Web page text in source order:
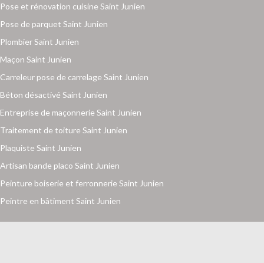
Pose et rénovation cuisine Saint Junien
Pose de parquet Saint Junien
Plombier Saint Junien
Maçon Saint Junien
Carreleur pose de carrelage Saint Junien
Béton désactivé Saint Junien
Entreprise de maçonnerie Saint Junien
Traitement de toiture Saint Junien
Plaquiste Saint Junien
Artisan bande placo Saint Junien
Peinture boiserie et ferronnerie Saint Junien
Peintre en bâtiment Saint Junien